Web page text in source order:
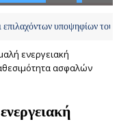
υποψηφίων του
ενεργειακή
ασφαλών